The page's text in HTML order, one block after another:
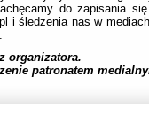
do zapisania
i śledzenia nas w
organizatora.
patronatem